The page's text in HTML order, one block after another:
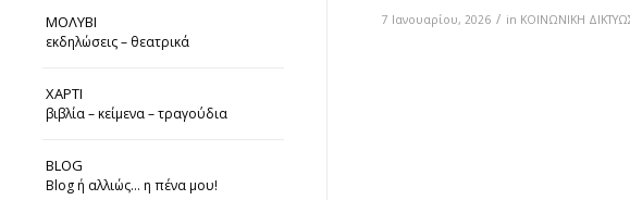
ΜΟΛΥΒΙ
εκδηλώσεις – θεατρικά
ΧΑΡΤΙ
βιβλία – κείμενα – τραγούδια
BLOG
Blog ή αλλιώς… η πένα μου!
7 Ιανουαρίου, 2026 / in ΚΟΙΝΩΝΙΚΗ